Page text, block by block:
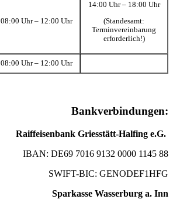
08:00 Uhr – 12:00 Uhr
14:00 Uhr – 18:00 Uhr
(Standesamt:
Terminvereinbarung
erforderlich!)
08:00 Uhr – 12:00 Uhr
Bankverbindungen:
Raiffeisenbank Griesstätt-Halfing e.G.
IBAN: DE69 7016 9132 0000 1145 88
SWIFT-BIC: GENODEF1HFG
Sparkasse Wasserburg a. Inn